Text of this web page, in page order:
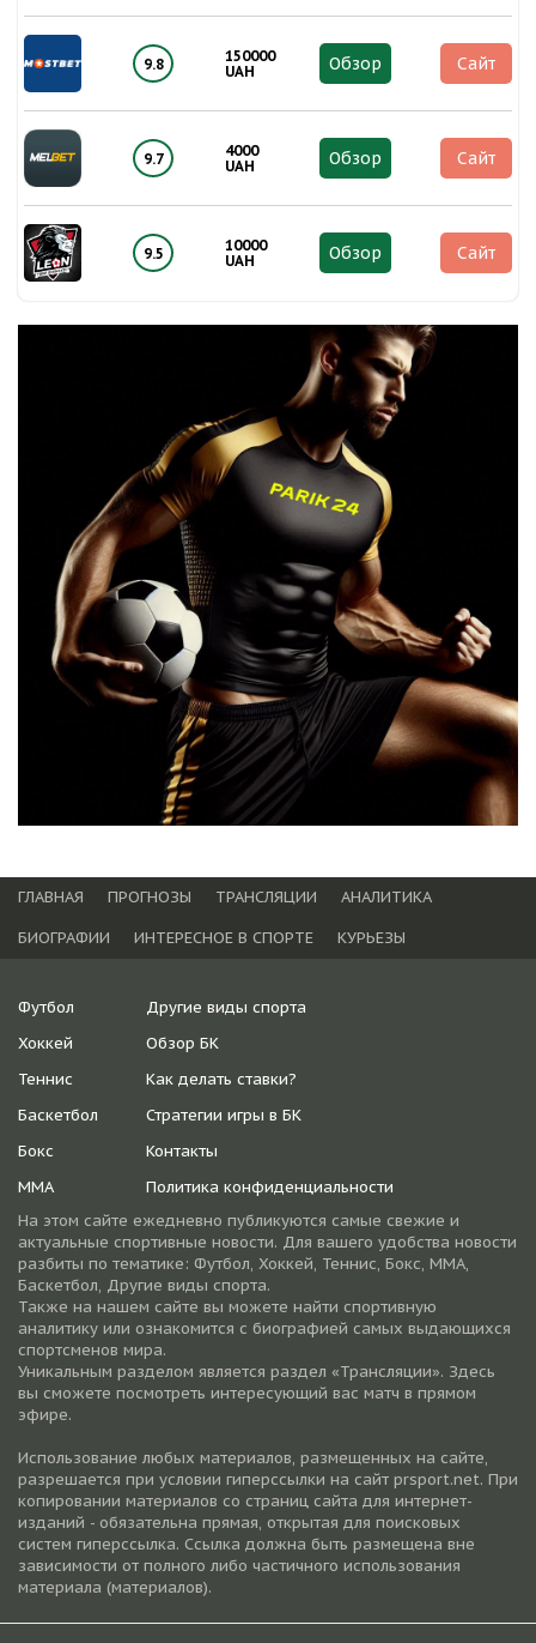
9.8
150000
UAH
Обзор Сайт
9.7
4000
UAH
Обзор Сайт
9.5
10000
UAH
Обзор Сайт
ГЛАВНАЯ ПРОГНОЗЫ ТРАНСЛЯЦИИ
АНАЛИТИКА
БИОГРАФИИ
ИНТЕРЕСНОЕ В СПОРТЕ КУРЬЕЗЫ
Футбол
Хоккей
Теннис
Баскетбол
Бокс
ММА
Другие виды спорта
Обзор БК
Как делать ставки?
Стратегии игры в БК
Контакты
Политика конфиденциальности
На этом сайте ежедневно публикуются самые свежие и
актуальные спортивные новости. Для вашего удобства новости
разбиты по тематике: Футбол, Хоккей, Теннис, Бокс, ММА,
Баскетбол, Другие виды спорта.
Также на нашем сайте вы можете найти спортивную
аналитику или ознакомится с биографией самых выдающихся
спортсменов мира.
Уникальным разделом является раздел «Трансляции». Здесь
вы сможете посмотреть интересующий вас матч в прямом
эфире.
Использование любых материалов, размещенных на сайте,
разрешается при условии гиперссылки на cайт prsport.net. При
копировании материалов со страниц сайта для интернет-
изданий - обязательна прямая, открытая для поисковых
систем гиперссылка. Ссылка должна быть размещена вне
зависимости от полного либо частичного использования
материала (материалов).